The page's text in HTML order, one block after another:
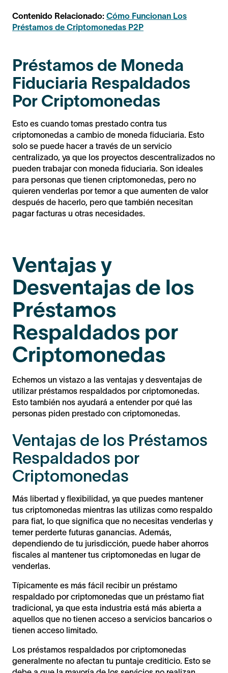
Contenido Relacionado: Cómo Funcionan Los
Préstamos de Criptomonedas P2P
Préstamos de Moneda
Fiduciaria Respaldados
Por Criptomonedas
Esto es cuando tomas prestado contra tus
criptomonedas a cambio de moneda fiduciaria. Esto
solo se puede hacer a través de un servicio
centralizado, ya que los proyectos descentralizados no
pueden trabajar con moneda fiduciaria. Son ideales
para personas que tienen criptomonedas, pero no
quieren venderlas por temor a que aumenten de valor
después de hacerlo, pero que también necesitan
pagar facturas u otras necesidades.
Ventajas y
Desventajas de los
Préstamos
Respaldados por
Criptomonedas
Echemos un vistazo a las ventajas y desventajas de
utilizar préstamos respaldados por criptomonedas.
Esto también nos ayudará a entender por qué las
personas piden prestado con criptomonedas.
Ventajas de los Préstamos
Respaldados por
Criptomonedas
Más libertad y flexibilidad, ya que puedes mantener
tus criptomonedas mientras las utilizas como respaldo
para fiat, lo que significa que no necesitas venderlas y
temer perderte futuras ganancias. Además,
dependiendo de tu jurisdicción, puede haber ahorros
fiscales al mantener tus criptomonedas en lugar de
venderlas.
Típicamente es más fácil recibir un préstamo
respaldado por criptomonedas que un préstamo fiat
tradicional, ya que esta industria está más abierta a
aquellos que no tienen acceso a servicios bancarios o
tienen acceso limitado.
Los préstamos respaldados por criptomonedas
generalmente no afectan tu puntaje crediticio. Esto se